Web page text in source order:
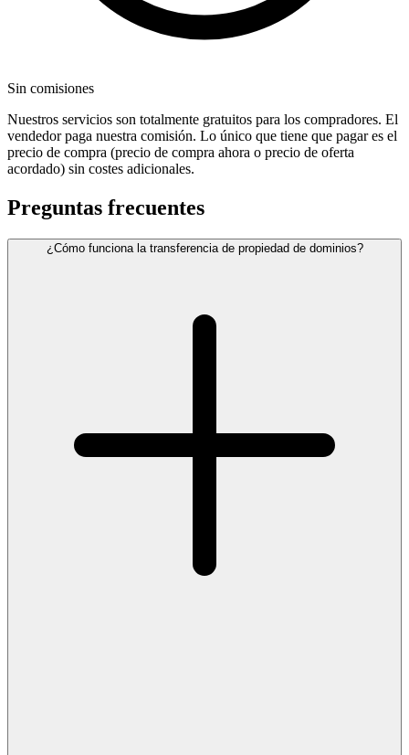
Sin comisiones
Nuestros servicios son totalmente gratuitos para los compradores. El
vendedor paga nuestra comisión. Lo único que tiene que pagar es el
precio de compra (precio de compra ahora o precio de oferta
acordado) sin costes adicionales.
Preguntas frecuentes
¿Cómo funciona la transferencia de propiedad de dominios?